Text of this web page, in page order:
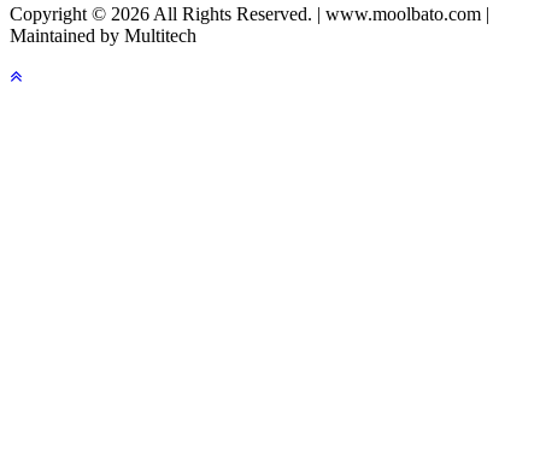
Copyright © 2026 All Rights Reserved. | www.moolbato.com |
Maintained by Multitech